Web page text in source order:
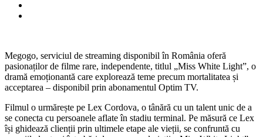
Megogo, serviciul de streaming disponibil în România oferă
pasionaților de filme rare, independente, titlul „Miss White Light”, o
dramă emoționantă care explorează teme precum mortalitatea și
acceptarea – disponibil prin abonamentul Optim TV.
Filmul o urmărește pe Lex Cordova, o tânără cu un talent unic de a
se conecta cu persoanele aflate în stadiu terminal. Pe măsură ce Lex
își ghidează clienții prin ultimele etape ale vieții, se confruntă cu